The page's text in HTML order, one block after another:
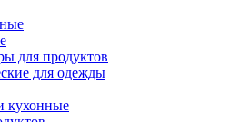
для продуктов
для одежды
кухонные